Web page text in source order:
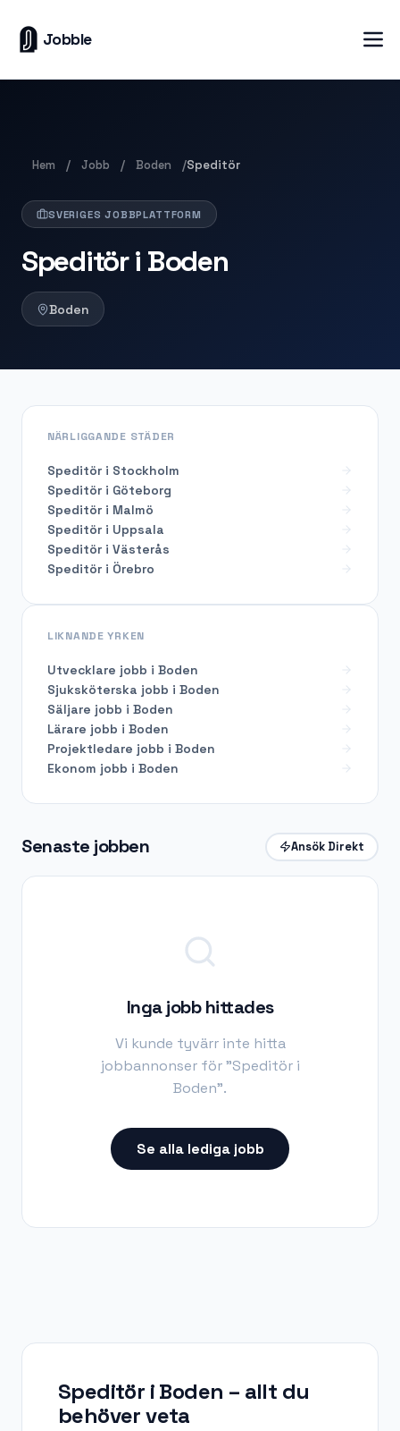
Jobble
Hem / Jobb / Boden /Speditör
SVERIGES JOBBPLATTFORM
Speditör i Boden
Boden
Senaste jobben Ansök Direkt
Inga jobb hittades
Vi kunde tyvärr inte hitta
jobbannonser för "Speditör i
Boden".
Se alla lediga jobb
NÄRLIGGANDE STÄDER
Speditör i Stockholm
Speditör i Göteborg
Speditör i Malmö
Speditör i Uppsala
Speditör i Västerås
Speditör i Örebro
LIKNANDE YRKEN
Utvecklare jobb i Boden
Sjuksköterska jobb i Boden
Säljare jobb i Boden
Lärare jobb i Boden
Projektledare jobb i Boden
Ekonom jobb i Boden
Speditör i Boden – allt du
behöver veta